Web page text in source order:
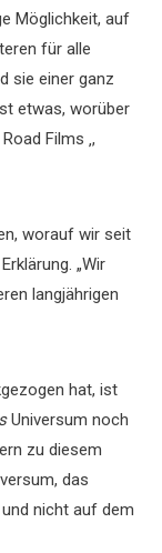
Möglichkeit, auf
für alle
sie einer ganz
etwas, worüber
Films ‚,
worauf wir seit
„Wir
langjährigen
hat, ist
Universum noch
zu diesem
das
nicht auf dem